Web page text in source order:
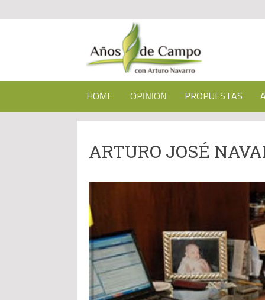
HOME OPINION PROPUESTAS
ARTURO JOSÉ